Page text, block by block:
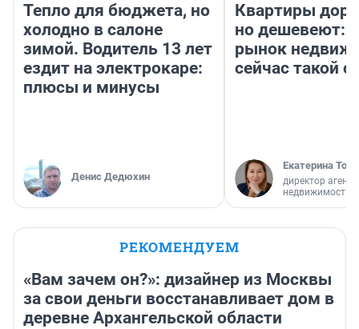
Тепло для бюджета, но
холодно в салоне
зимой. Водитель 13 лет
ездит на электрокаре:
плюсы и минусы
Денис Дедюхин
Квартиры
но дешевеют:
рынок
сейчас такой
Екатерина
директор
недвижимости
РЕКОМЕНДУЕМ
«Вам зачем он?»: дизайнер из Москвы
за свои деньги восстанавливает дом в
деревне Архангельской области